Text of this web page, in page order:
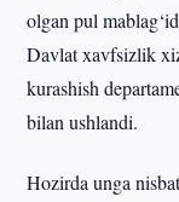
olgan pul
Davlat xavfsizlik
kurashish
bilan ushlandi.
Hozirda unga